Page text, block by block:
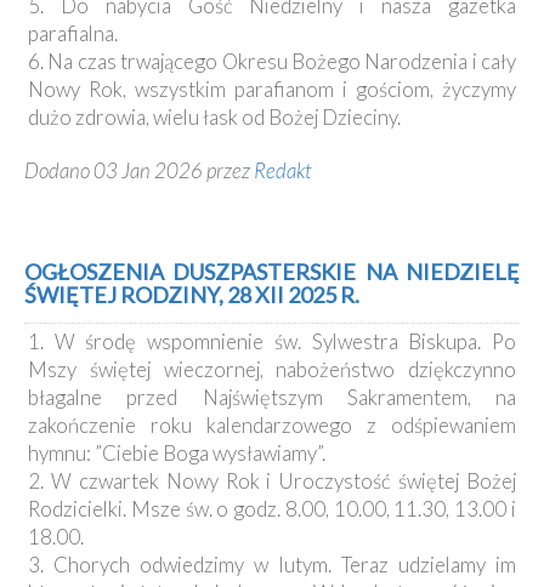
5. Do nabycia Gość Niedzielny i nasza gazetka
parafialna.
6. Na czas trwającego Okresu Bożego Narodzenia i cały
Nowy Rok, wszystkim parafianom i gościom, życzymy
dużo zdrowia, wielu łask od Bożej Dzieciny.
Dodano 03 Jan 2026 przezRedakt
OGŁOSZENIA DUSZPASTERSKIE NA NIEDZIELĘ
ŚWIĘTEJ RODZINY, 28 XII 2025 R.
1. W środę wspomnienie św. Sylwestra Biskupa. Po
Mszy świętej wieczornej, nabożeństwo dziękczynno
błagalne przed Najświętszym Sakramentem, na
zakończenie roku kalendarzowego z odśpiewaniem
hymnu: ”Ciebie Boga wysławiamy”.
2. W czwartek Nowy Rok i Uroczystość świętej Bożej
Rodzicielki. Msze św. o godz. 8.00, 10.00, 11.30, 13.00 i
18.00.
3. Chorych odwiedzimy w lutym. Teraz udzielamy im